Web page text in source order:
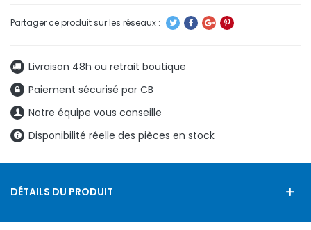
Livraison 48h ou retrait boutique
Paiement sécurisé par CB
Notre équipe vous conseille
Disponibilité réelle des pièces en stock
DÉTAILS DU PRODUIT